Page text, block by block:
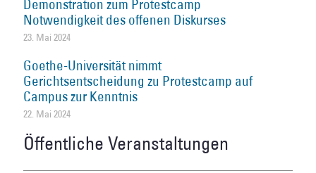
Demonstration zum Protestcamp
Notwendigkeit des offenen Diskurses
23. Mai 2024
Goethe-Universität nimmt
Gerichtsentscheidung zu Protestcamp auf
Campus zur Kenntnis
22. Mai 2024
Öffentliche Veranstaltungen